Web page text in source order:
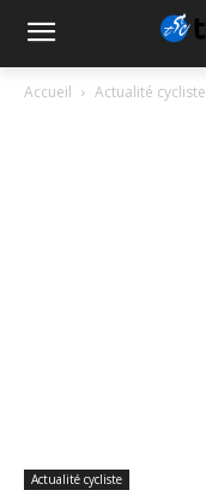
Accueil Actualité cycliste
Actualité cycliste